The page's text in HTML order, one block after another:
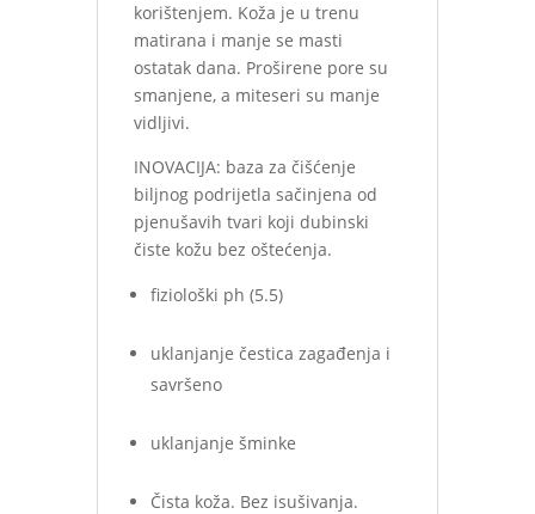
korištenjem. Koža je u trenu
matirana i manje se masti
ostatak dana. Proširene pore su
smanjene, a miteseri su manje
vidljivi.
INOVACIJA: baza za čišćenje
biljnog podrijetla sačinjena od
pjenušavih tvari koji dubinski
čiste kožu bez oštećenja.
fiziološki ph (5.5)
uklanjanje čestica zagađenja i
savršeno
uklanjanje šminke
Čista koža. Bez isušivanja.